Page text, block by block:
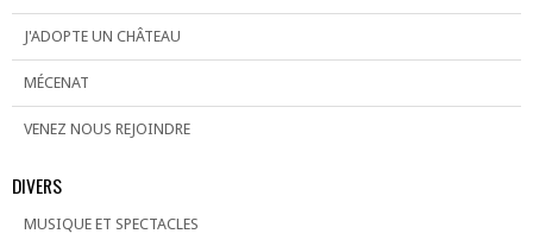
J'ADOPTE UN CHÂTEAU
MÉCENAT
VENEZ NOUS REJOINDRE
DIVERS
MUSIQUE ET SPECTACLES